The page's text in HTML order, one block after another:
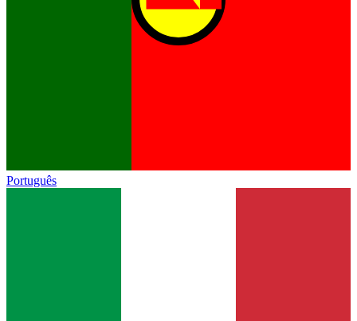
Português